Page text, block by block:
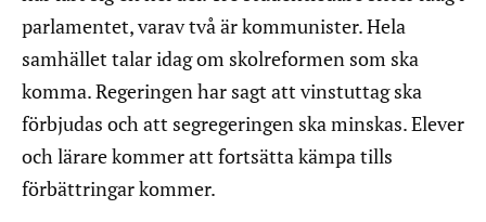
parlamentet, varav två är kommunister. Hela
samhället talar idag om skolreformen som ska
komma. Regeringen har sagt att vinstuttag ska
förbjudas och att segregeringen ska minskas. Elever
och lärare kommer att fortsätta kämpa tills
förbättringar kommer.